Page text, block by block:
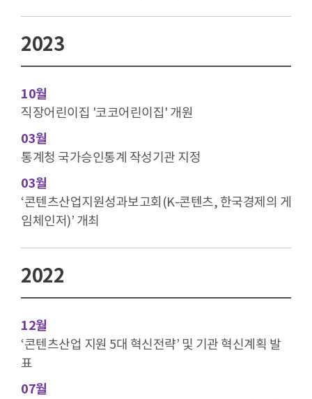
2023
10월
직장어린이집 '코코어린이집' 개원
03월
통계청 국가승인통계 작성기관 지정
03월
‘콘텐츠산업지원성과보고회(K-콘텐츠, 한국경제의 게
임체인저)’ 개최
2022
12월
‘콘텐츠산업 지원 5대 혁신전략’ 및 기관 혁신계획 발
표
07월